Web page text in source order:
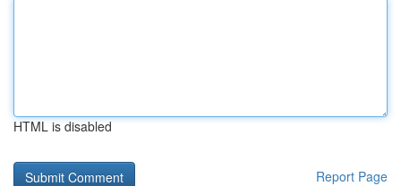
HTML is disabled
Report Page